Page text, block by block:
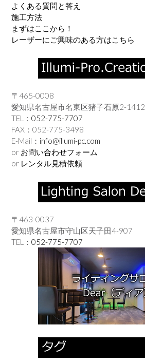
よくある質問と答え
施工方法
まずはここから！
レーザーにご興味のある方はこちら
〒465-0008
愛知県名古屋市名東区猪子石原2-1412
TEL： 052-775-7707
FAX：052-775-3498
E-Mail： info@illumi-pc.com
or お問い合わせフォーム
or レンタル見積依頼
〒463-0037
愛知県名古屋市守山区天子田4-907
TEL： 052-775-7707